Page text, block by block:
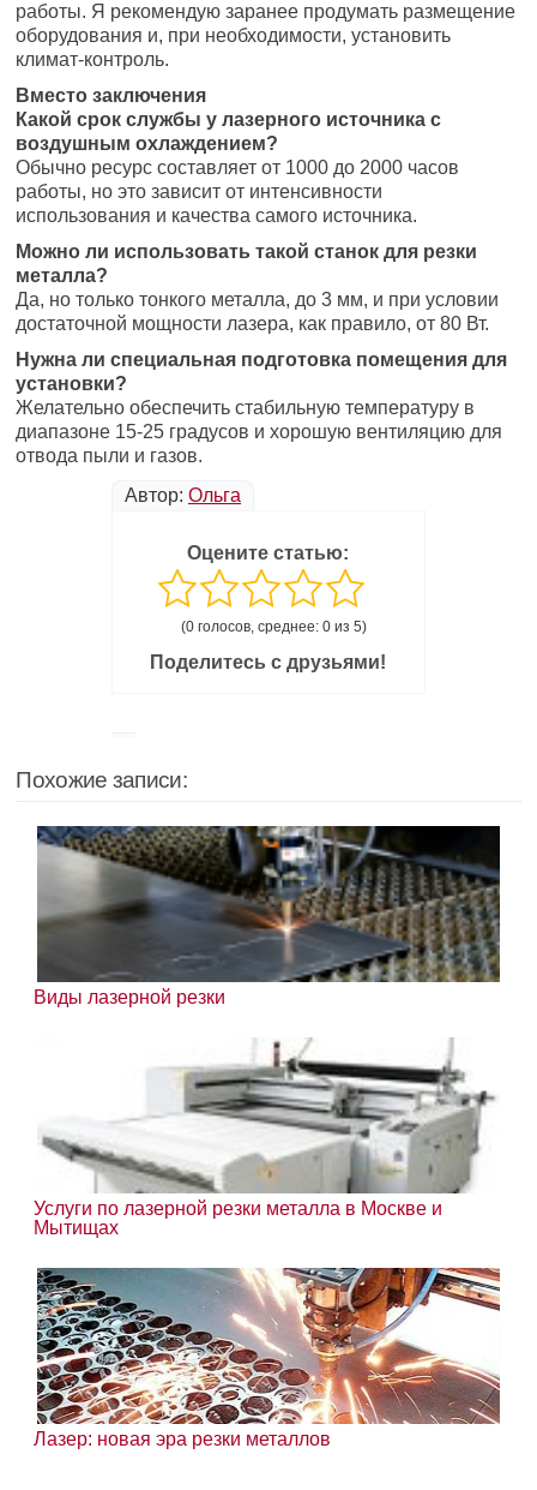
работы. Я рекомендую заранее продумать размещение
оборудования и, при необходимости, установить
климат-контроль.
Вместо заключения
Какой срок службы у лазерного источника с
воздушным охлаждением?
Обычно ресурс составляет от 1000 до 2000 часов
работы, но это зависит от интенсивности
использования и качества самого источника.
Можно ли использовать такой станок для резки
металла?
Да, но только тонкого металла, до 3 мм, и при условии
достаточной мощности лазера, как правило, от 80 Вт.
Нужна ли специальная подготовка помещения для
установки?
Желательно обеспечить стабильную температуру в
диапазоне 15-25 градусов и хорошую вентиляцию для
отвода пыли и газов.
Автор: Ольга
Оцените статью:
(0 голосов, среднее: 0 из 5)
Поделитесь с друзьями!
Похожие записи:
Виды лазерной резки
Услуги по лазерной резки металла в Москве и
Мытищах
Лазер: новая эра резки металлов